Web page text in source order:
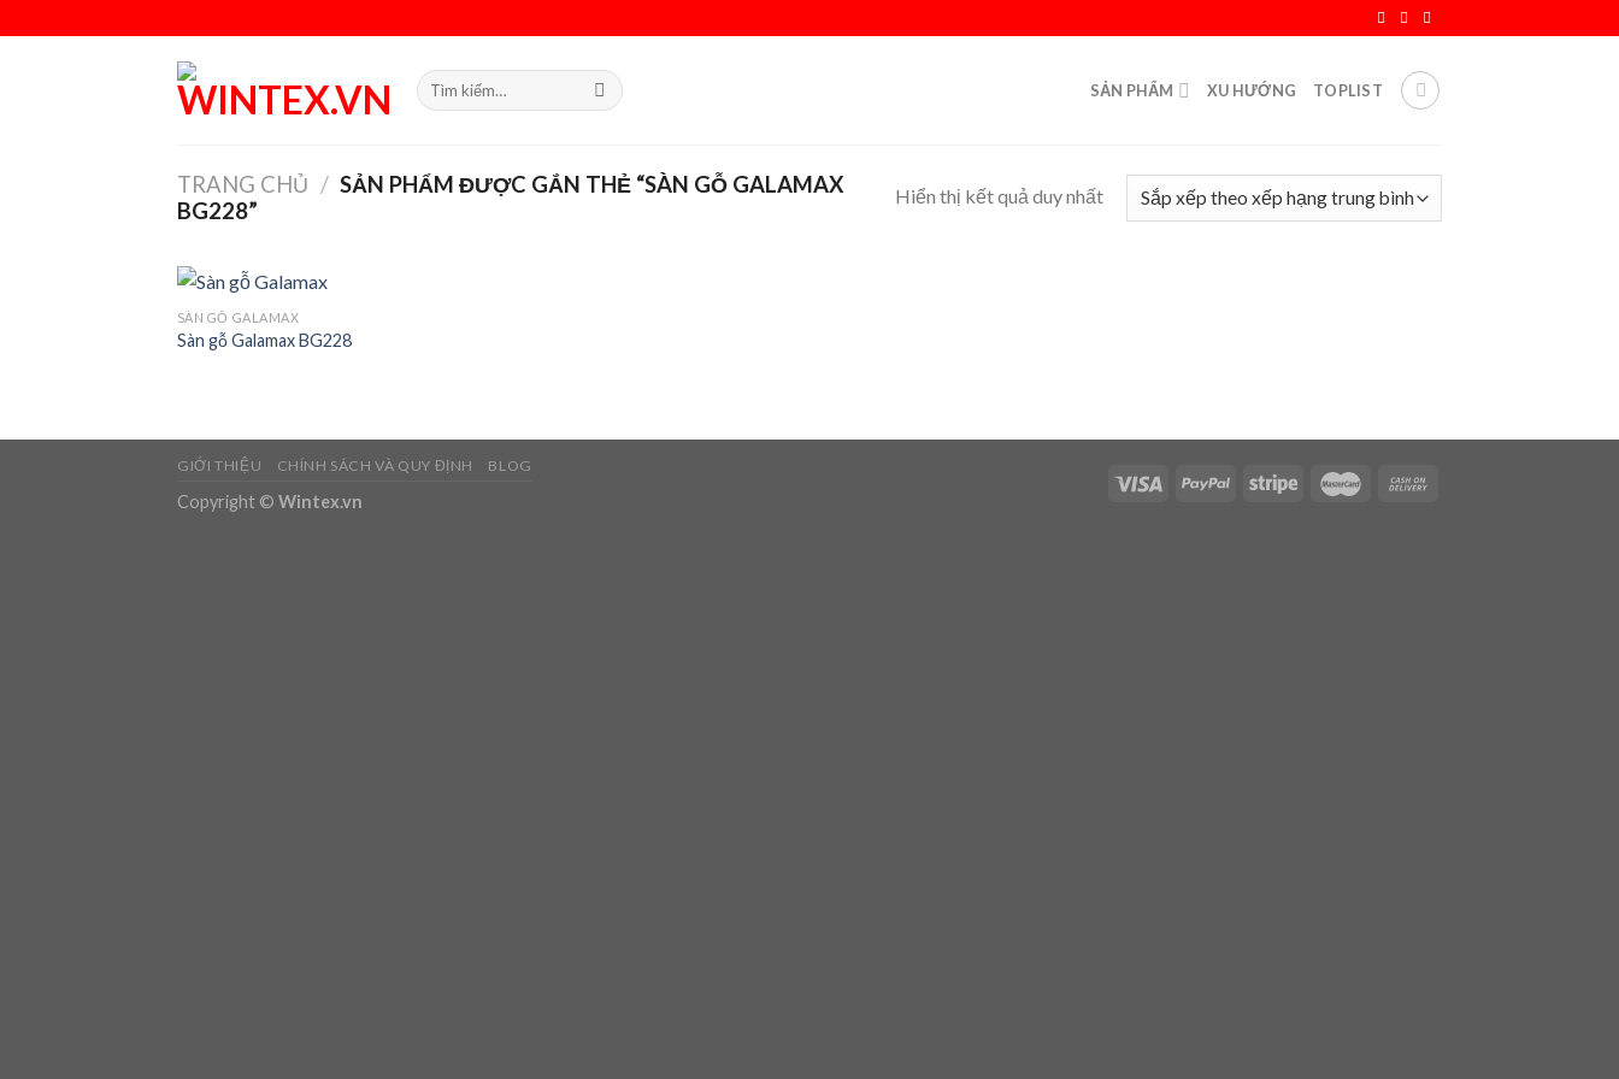
to
Tìm
kiếm:
SẢN PHẨM XU HƯỚNG TOPLIST
TRANG CHỦ / SẢN PHẨM ĐƯỢC GẮN THẺ “SÀN GỖ GALAMAX
BG228”
Hiển thị kết quả duy nhất
SÀN GỖ GALAMAX
Sàn gỗ Galamax BG228
GIỚI THIỆU CHÍNH SÁCH VÀ QUY ĐỊNH BLOG
Copyright © Wintex.vn